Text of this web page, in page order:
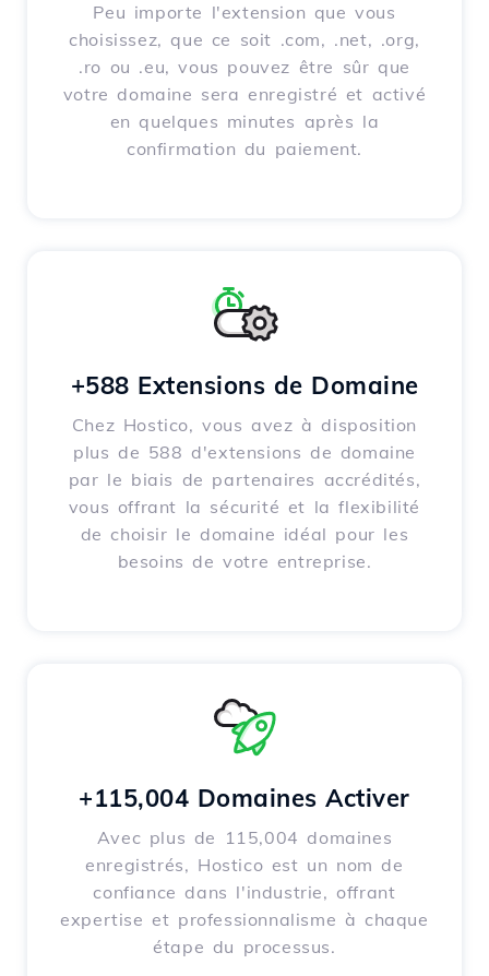
Peu importe l'extension que vous
choisissez, que ce soit .com, .net, .org,
.ro ou .eu, vous pouvez être sûr que
votre domaine sera enregistré et activé
en quelques minutes après la
confirmation du paiement.
+588 Extensions de Domaine
Chez Hostico, vous avez à disposition
plus de 588 d'extensions de domaine
par le biais de partenaires accrédités,
vous offrant la sécurité et la flexibilité
de choisir le domaine idéal pour les
besoins de votre entreprise.
+115,004 Domaines Activer
Avec plus de 115,004 domaines
enregistrés, Hostico est un nom de
confiance dans l'industrie, offrant
expertise et professionnalisme à chaque
étape du processus.